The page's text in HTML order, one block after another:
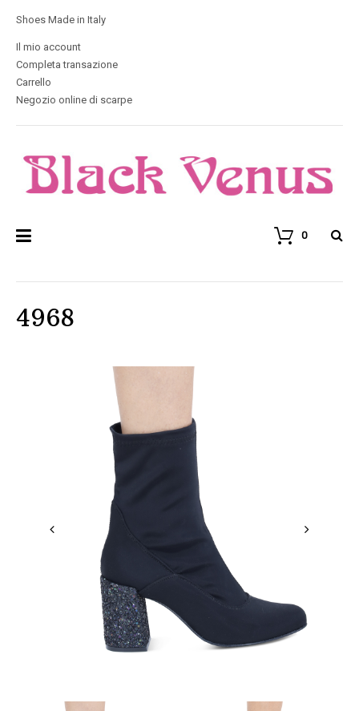
Shoes Made in Italy
Il mio account
Completa transazione
Carrello
Negozio online di scarpe
0
4968